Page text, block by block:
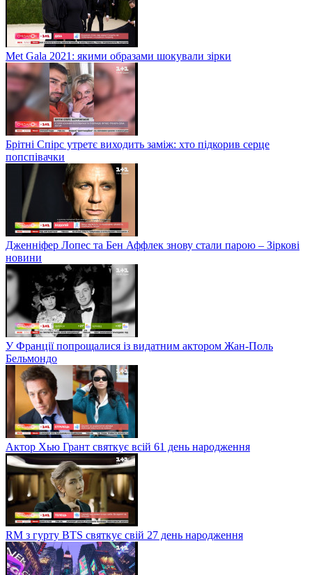
Met Gala 2021: якими образами шокували зірки
Брітні Спірс утретє виходить заміж: хто підкорив серце
попспівачки
Дженніфер Лопес та Бен Аффлек знову стали парою – Зіркові
новини
У Франції попрощалися із видатним актором Жан-Поль
Бельмондо
Актор Хью Грант святкує всій 61 день народження
RM з гурту BTS святкує свій 27 день народження